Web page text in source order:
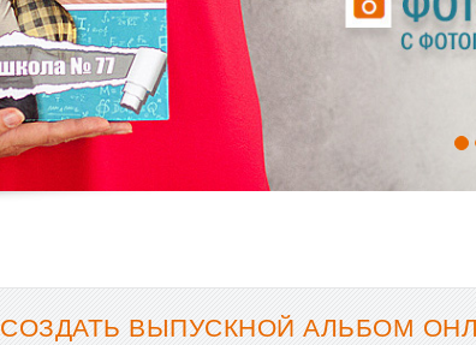
СОЗДАТЬ ВЫПУСКНОЙ АЛЬБОМ